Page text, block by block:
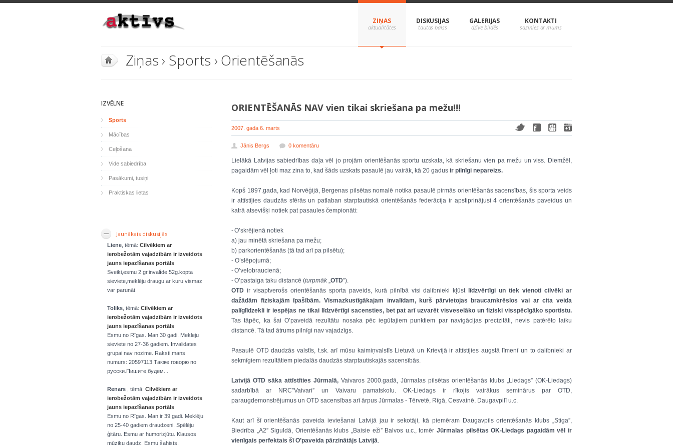
ZIŅAS DISKUSIJAS GALERIJAS KONTAKTI
Ziņas› Sports › Orientēšanās
ORIENTĒŠANĀS NAV vien tikai skriešana pa mežu!!!
2007. gada 6. marts
Jānis Bergs 0 komentāru
Lielākā Latvijas sabiedrības daļa vēl jo projām orientēšanās sportu uzskata, kā skriešanu vien pa mežu un viss. Diemžēl,
pagaidām vēl ļoti maz zina to, kad šāds uzskats pasaulē jau vairāk, kā 20 gadus ir pilnīgi nepareizs.
Kopš 1897.gada, kad Norvēģijā, Bergenas pilsētas nomalē notika pasaulē pirmās orientēšanās sacensības, šis sporta veids
ir attīstījies daudzās sfērās un patlaban starptautiskā orientēšanās federācija ir apstiprinājusi 4 orientēšanās paveidus un
katrā atsevišķi notiek pat pasaules čempionāti:
-O’skrējienā notiek
a) jau minētā skriešana pa mežu;
b) parkorientēšanās (tā tad arī pa pilsētu);
- O’slēpojumā;
-O’velobraucienā;
-O’pastaiga taku distancē (turpmāk „OTD”).
OTD ir visaptverošs orientēšanās sporta paveids, kurā pilnībā visi dalībnieki kļūst līdzvērtīgi un tiek vienoti cilvēki ar
dažādām fiziskajām īpašībām. Vismazkustīgākajam invalīdam, kurš pārvietojas braucamkrēslos vai ar cita veida
palīglīdzekli ir iespējas ne tikai līdzvērtīgi sacensties, bet pat arī uzvarēt visveselāko un fiziski visspēcīgāko sportistu.
Tas tāpēc, ka šai O’paveidā rezultātu nosaka pēc iegūtajiem punktiem par navigācijas precizitāti, nevis patērēto laiku
distancē. Tā tad ātrums pilnīgi nav vajadzīgs.
Pasaulē OTD daudzās valstīs, t.sk. arī mūsu kaimiņvalstīs Lietuvā un Krievijā ir attīstījies augstā līmenī un to dalībnieki ar
sekmīgiem rezultātiem piedalās daudzās starptautiskajās sacensībās.
Latvijā OTD sāka attīstīties Jūrmalā, Vaivaros 2000.gadā, Jūrmalas pilsētas orientēšanās klubs „Liedags” (OK-Liedags)
sadarbībā ar NRC”Vaivari” un Vaivaru pamatskolu. OK-Liedags ir rīkojis vairākus seminārus par OTD,
paraugdemonstrējumus un OTD sacensības arī ārpus Jūrmalas - Tērvetē, Rīgā, Cesvainē, Daugavpilī u.c.
Kaut arī šī orientēšanās paveida ieviešanai Latvijā jau ir sekotāji, kā piemēram Daugavpils orientēšanās klubs „Stiga”,
Biedrība „A2” Siguldā, Orientēšanās klubs „Baisie eži” Balvos u.c., tomēr Jūrmalas pilsētas OK-Liedags pagaidām vēl ir
vienīgais perfektais šī O’paveida pārzinātājs Latvijā.
IZVĒLNE
Sports
Mācības
Ceļošana
Vide sabiedrība
Pasākumi, tusiņi
Praktiskas lietas
Jaunākais diskusijās
Liene , tēmā: Cilvēkiem ar
ierobežotām vajadzībām ir izveidots
jauns iepazīšanas portāls
Sveiki,esmu 2 gr.invalíde.52g.kopta
sieviete,meklēju draugu,ar kuru vismaz
var parunāt.
Toliks , tēmā: Cilvēkiem ar
ierobežotām vajadzībām ir izveidots
jauns iepazīšanas portāls
Esmu no Rīgas. Man 30 gadi. Mekleju
sieviete no 27-36 gadiem. Invalidates
grupai nav nozime. Raksti,mans
numurs: 20597113.Также говорю по
русски.Пишите,будем...
Renars , tēmā: Cilvēkiem ar
ierobežotām vajadzībām ir izveidots
jauns iepazīšanas portāls
Esmu no Rīgas. Man ir 39 gadi. Meklēju
no 25-40 gadiem draudzeni. Spēlēju
ģitāru. Esmu ar humorizjūtu. Klausos
mūziku daudz. Esmu šahists.